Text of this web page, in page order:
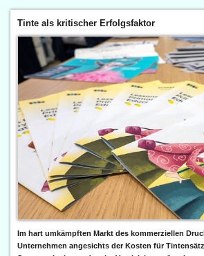
Tinte als kritischer Erfolgsfaktor
Im hart umkämpften Markt des kommerziellen
Unternehmen angesichts der Kosten für